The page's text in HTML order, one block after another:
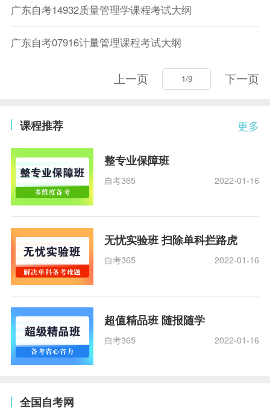
广东自考14932质量管理学课程考试大纲
广东自考07916计量管理课程考试大纲
上一页 下一页
更多
课程推荐
整专业保障班
自考365 2022-01-16
无忧实验班 扫除单科拦路虎
自考365 2022-01-16
超值精品班 随报随学
自考365 2022-01-16
全国自考网